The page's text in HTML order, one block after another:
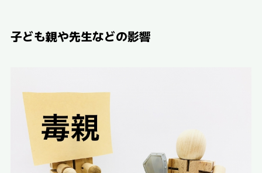
子ども親や先生などの影響